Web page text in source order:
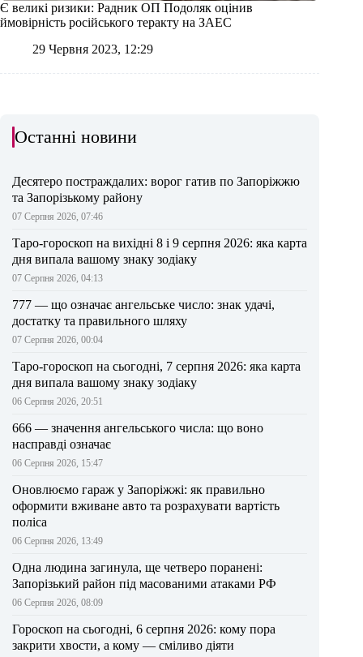
Є великі ризики: Радник ОП Подоляк оцінив
ймовірність російського теракту на ЗАЕС
29 Червня 2023, 12:29
Останні новини
Десятеро постраждалих: ворог гатив по Запоріжжю
та Запорізькому району
07 Серпня 2026, 07:46
Таро-гороскоп на вихідні 8 і 9 серпня 2026: яка карта
дня випала вашому знаку зодіаку
07 Серпня 2026, 04:13
777 — що означає ангельське число: знак удачі,
достатку та правильного шляху
07 Серпня 2026, 00:04
Таро-гороскоп на сьогодні, 7 серпня 2026: яка карта
дня випала вашому знаку зодіаку
06 Серпня 2026, 20:51
666 — значення ангельського числа: що воно
насправді означає
06 Серпня 2026, 15:47
Оновлюємо гараж у Запоріжжі: як правильно
оформити вживане авто та розрахувати вартість
поліса
06 Серпня 2026, 13:49
Одна людина загинула, ще четверо поранені:
Запорізький район під масованими атаками РФ
06 Серпня 2026, 08:09
Гороскоп на сьогодні, 6 серпня 2026: кому пора
закрити хвости, а кому — сміливо діяти